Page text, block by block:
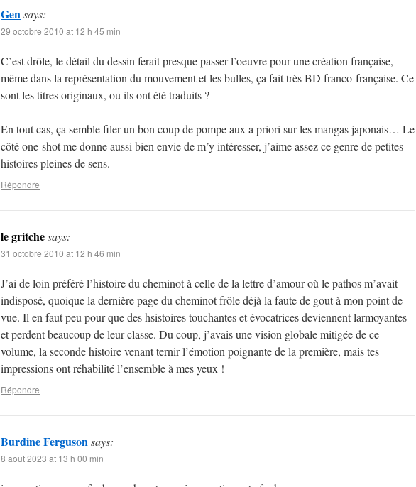
Gensays:
29 octobre 2010 at 12 h 45 min
C’est drôle, le détail du dessin ferait presque passer l’oeuvre pour une création française,
même dans la représentation du mouvement et les bulles, ça fait très BD franco-française. Ce
sont les titres originaux, ou ils ont été traduits ?
En tout cas, ça semble filer un bon coup de pompe aux a priori sur les mangas japonais… Le
côté one-shot me donne aussi bien envie de m’y intéresser, j’aime assez ce genre de petites
histoires pleines de sens.
Répondre
le gritchesays:
31 octobre 2010 at 12 h 46 min
J’ai de loin préféré l’histoire du cheminot à celle de la lettre d’amour où le pathos m’avait
indisposé, quoique la dernière page du cheminot frôle déjà la faute de gout à mon point de
vue. Il en faut peu pour que des hsistoires touchantes et évocatrices deviennent larmoyantes
et perdent beaucoup de leur classe. Du coup, j’avais une vision globale mitigée de ce
volume, la seconde histoire venant ternir l’émotion poignante de la première, mais tes
impressions ont réhabilité l’ensemble à mes yeux !
Répondre
Burdine Fergusonsays:
8 août 2023 at 13 h 00 min